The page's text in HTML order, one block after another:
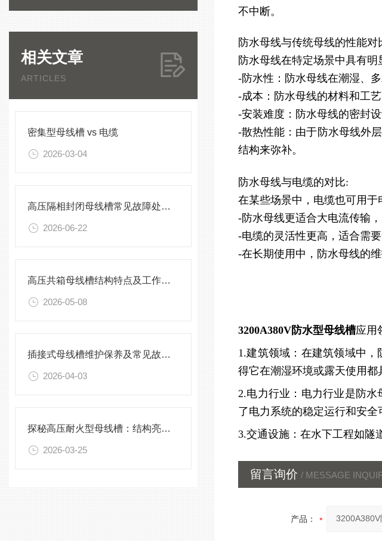
相关文章
ARTICLES
密集型母线槽 vs 电缆
2026-03-04
高压隔相封闭母线槽常见故障处理方案
2026-06-22
高压共箱母线槽结构特点及工作原理
2026-05-08
插接式母线槽维护保养及常见故障处理指南
2026-04-03
探秘高压耐火型母线槽：结构亮点与实用效能
2026-03-25
不中断。
防水母线与传统母线的性能对
防水母线在特定场景中具有明
-防水性：防水母线在潮湿、
-成本：防水母线的材料和工
-安装难度：防水母线的密封
-散热性能：由于防水母线外
结构来弥补。
防水母线与电缆的对比:
在某些场景中，电缆也可用于
-防水母线更适合大电流传输
-电缆的灵活性更高，适合需
-在长期使用中，防水母线的
3200A380V防水型母线槽应用
1.建筑领域：在建筑领域中
得它在潮湿环境或露天使用都
2.电力行业：电力行业是防
了电力系统的稳定运行和安全
3.交通设施：在水下工程如隧
留言询价 / MESSAGE
产品：